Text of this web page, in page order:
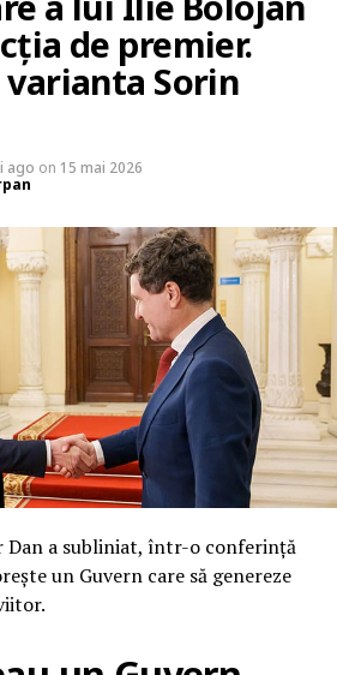
de premier.
varianta Sorin
ago on 15 mai 2026
Dan a subliniat, într-o conferință
un Guvern care să genereze